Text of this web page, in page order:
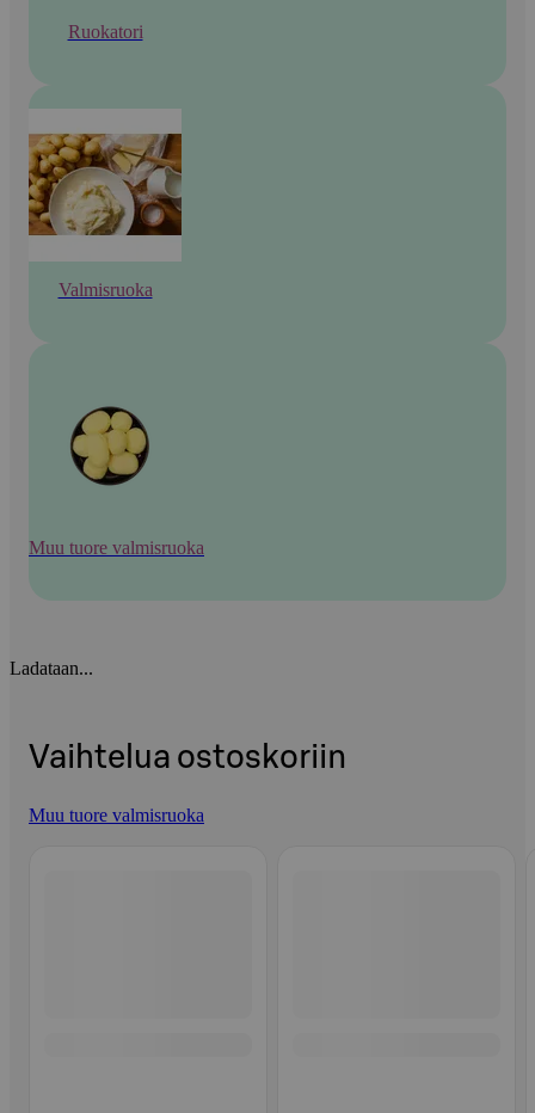
Ruokatori
Valmisruoka
Muu tuore valmisruoka
Ladataan...
Vaihtelua ostoskoriin
Muu tuore valmisruoka